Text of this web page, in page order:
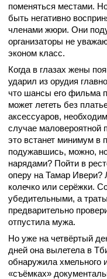
поменяться местами.
быть негативно
членами жюри. Они
организаторы не
эконом класс.
Когда в глазах жены
ударил из орудия
что шансы его фильма
может лететь без
аксессуаров,
случае
это встанет минимум в
подужавшись, можно,
нарядами? Пойти в
оперу на Тамар Ивери?
колечко или серёжки.
убедительными, а
предварительно
отпустила мужа.
Но уже на четвёртый
дней она вылетела в
обнаружила хмельного
«съёмках»